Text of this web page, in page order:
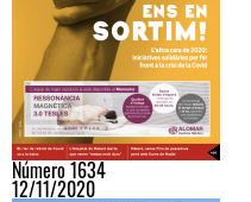
Número 1634
12/11/2020